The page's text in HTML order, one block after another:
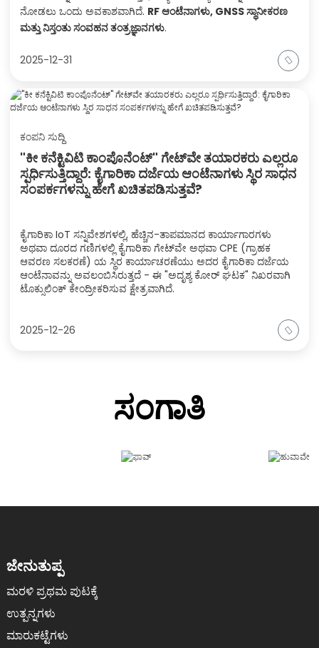
ನೋಡಲು ಒಂದು ಅವಕಾಶವಾಗಿದೆ. RF ಆಂಟೆನಾಗಳು, GNSS ಸ್ಥಾನೀಕರಣ
ಮತ್ತು ನಿಸ್ತಂತು ಸಂವಹನ ತಂತ್ರಜ್ಞಾನಗಳು.
2025-12-31
ಕಂಪನಿ ಸುದ್ದಿ
"ಕೀ ಕನೆಕ್ಟಿವಿಟಿ ಕಾಂಪೊನೆಂಟ್" ಗೇಟ್‌ವೇ ತಯಾರಕರು ಎಲ್ಲರೂ
ಸ್ಪರ್ಧಿಸುತ್ತಿದ್ದಾರೆ: ಕೈಗಾರಿಕಾ ದರ್ಜೆಯ ಆಂಟೆನಾಗಳು ಸ್ಥಿರ ಸಾಧನ
ಸಂಪರ್ಕಗಳನ್ನು ಹೇಗೆ ಖಚಿತಪಡಿಸುತ್ತವೆ?
ಕೈಗಾರಿಕಾ IoT ಸನ್ನಿವೇಶಗಳಲ್ಲಿ, ಹೆಚ್ಚಿನ-ತಾಪಮಾನದ ಕಾರ್ಯಾಗಾರಗಳು
ಅಥವಾ ದೂರದ ಗಣಿಗಳಲ್ಲಿ ಕೈಗಾರಿಕಾ ಗೇಟ್‌ವೇ ಅಥವಾ CPE (ಗ್ರಾಹಕ
ಆವರಣ ಸಲಕರಣೆ) ಯ ಸ್ಥಿರ ಕಾರ್ಯಾಚರಣೆಯು ಅದರ ಕೈಗಾರಿಕಾ ದರ್ಜೆಯ
ಆಂಟೆನಾವನ್ನು ಅವಲಂಬಿಸಿರುತ್ತದೆ - ಈ "ಅದೃಶ್ಯ ಕೋರ್ ಘಟಕ" ನಿಖರವಾಗಿ
ಟೊಕ್ಸುಲಿಂಕ್ ಕೇಂದ್ರೀಕರಿಸುವ ಕ್ಷೇತ್ರವಾಗಿದೆ.
2025-12-26
ಸಂಗಾತಿ
ಜೇನುತುಪ್ಪ
ಮರಳಿ ಪ್ರಥಮ ಪುಟಕ್ಕೆ
ಉತ್ಪನ್ನಗಳು
ಮಾರುಕಟ್ಟೆಗಳು